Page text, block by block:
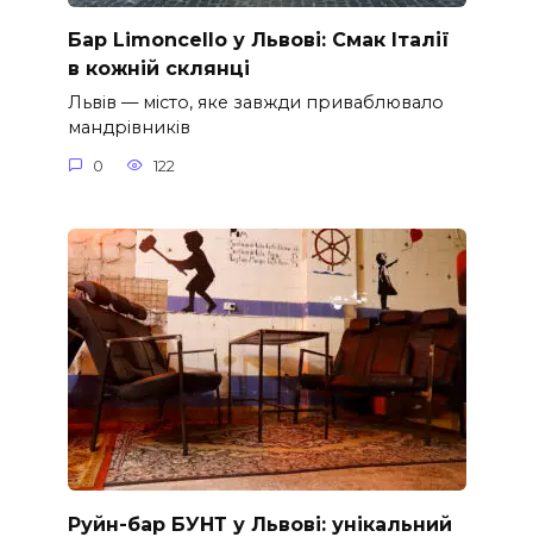
Бар Limoncello у Львові: Смак Італії
в кожній склянці
Львів — місто, яке завжди приваблювало
мандрівників
0 122
Руйн-бар БУНТ у Львові: унікальний